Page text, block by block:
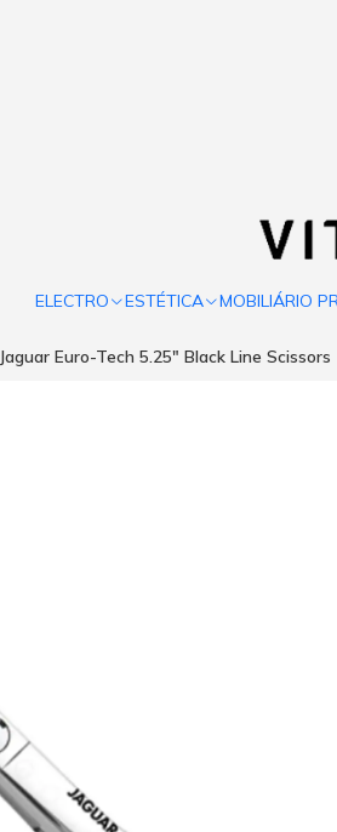
ELECTRO ESTÉTICA MOBILIÁRIO
Jaguar Euro-Tech 5.25" Black Line Scissors